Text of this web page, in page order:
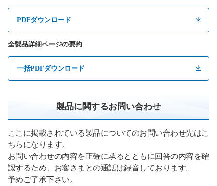
PDFダウンロード
全製品詳細ページの要約
一括PDFダウンロード
製品に関するお問い合わせ
ここに掲載されている製品についてのお問い合わせ先はこ
ちらになります。
お問い合わせの内容を正確に承るとともに回答の内容を確
認するため、お客さまとの通話は録音しております。
予めご了承下さい。